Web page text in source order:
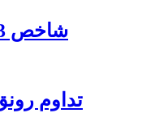
شاخص 33 صنعت بورسی صعود کرد
تداوم